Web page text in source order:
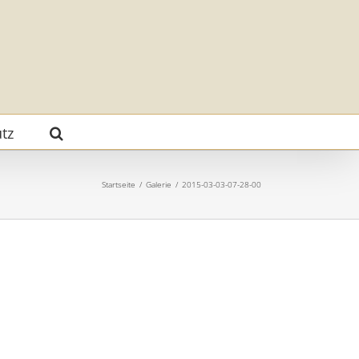
Startseite / Galerie / 2015-03-03-07-28-00